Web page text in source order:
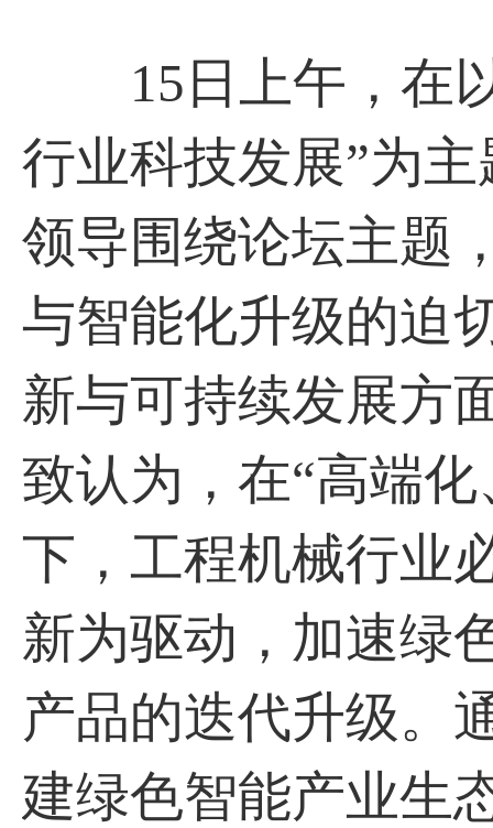
15日上午，在
行业科技发展”为
领导围绕论坛主题
与智能化升级的迫
新与可持续发展方
致认为，在“高端
下，工程机械行业
新为驱动，加速绿
产品的迭代升级。
建绿色智能产业生